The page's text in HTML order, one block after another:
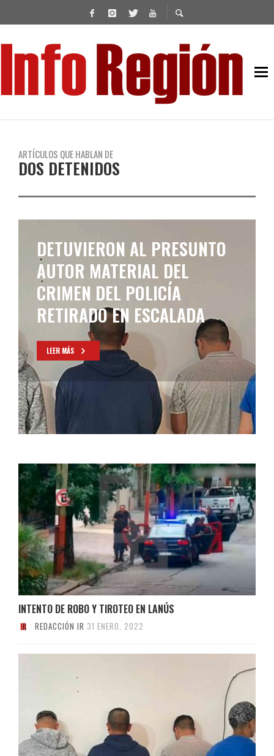
ARTÍCULOS QUE HABLAN DE
DOS DETENIDOS
DOS DETENIDOS POR
NARCOMENUDEO,
ALLANAMIENTOS EN LANÚS Y
AVELLANEDA
LEER MÁS
INTENTO DE ROBO Y TIROTEO EN LANÚS
REDACCIÓN IR 31 ENERO, 2022